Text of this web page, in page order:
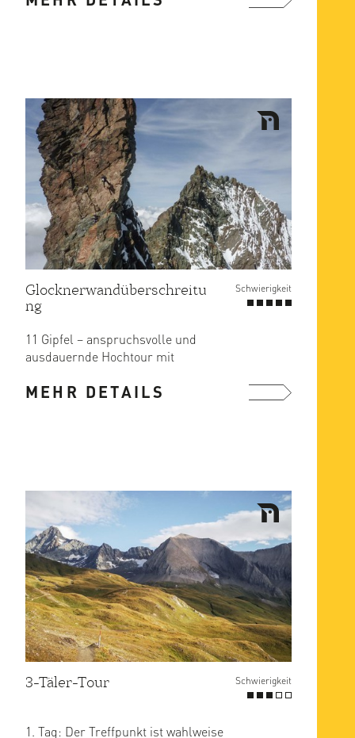
Glocknerwandüberschreitu
ng
Schwierigkeit
11 Gipfel – anspruchsvolle und
ausdauernde Hochtour mit
genügen, um ...
MEHR DETAILS
3-Täler-Tour Schwierigkeit
1. Tag: Der Treffpunkt ist wahlweise